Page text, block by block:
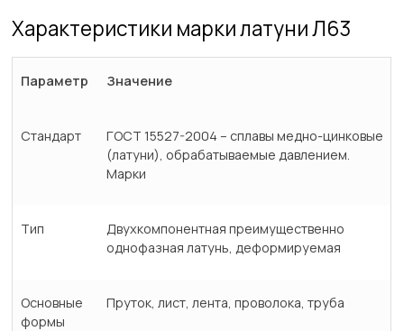
Характеристики марки латуни Л63
Параметр Значение
Стандарт
ГОСТ 15527-2004 – сплавы медно-цинковые
(латуни), обрабатываемые давлением.
Марки
Тип
Двухкомпонентная преимущественно
однофазная латунь, деформируемая
Основные
формы
Пруток, лист, лента, проволока, труба